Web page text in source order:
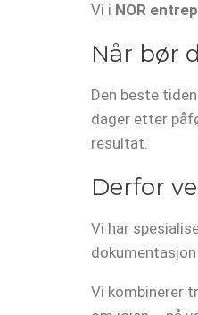
Vi i NOR
Når bør
Den beste
dager etter
resultat.
Derfor
Vi har
Vi kombinerer